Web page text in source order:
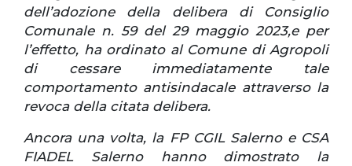
dell’adozione della delibera di Consiglio
Comunale n. 59 del 29 maggio 2023,e per
l’effetto, ha ordinato al Comune di Agropoli
di cessare immediatamente tale
comportamento antisindacale attraverso la
revoca della citata delibera.
Ancora una volta, la FP CGIL Salerno e CSA
FIADEL Salerno hanno dimostrato la